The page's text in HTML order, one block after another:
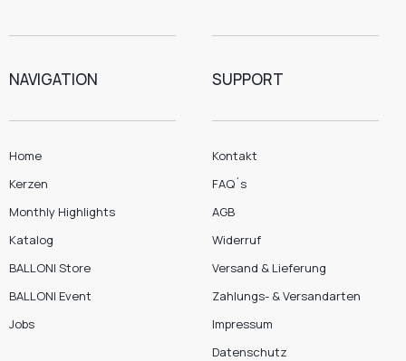
NAVIGATION
Home
Kerzen
Monthly Highlights
Katalog
BALLONI Store
BALLONI Event
Jobs
SUPPORT
Kontakt
FAQ´s
AGB
Widerruf
Versand & Lieferung
Zahlungs- & Versandarten
Impressum
Datenschutz